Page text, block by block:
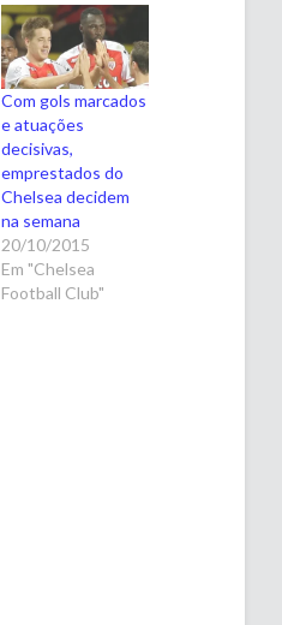
Com gols marcados
e atuações
decisivas,
emprestados do
Chelsea decidem
na semana
20/10/2015
Em "Chelsea
Football Club"